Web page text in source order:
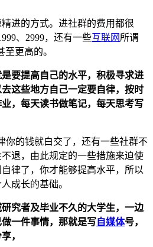
进的方式。进社群的费用都很
、2999，还有一些互联网 所谓
至更高的。
要提高自己的水平，积极寻求进
这些地方自己一定要自律，按时
，每天读书做笔记，每天思考写
你的钱就白交了，还有一些社群不
退，由此规定的一些措施来迫使
律了，你才能够提高水平，所以
成长的基础。
究者及毕业不久的大学生，一边
做一件事情，那就是写自媒体号，
，